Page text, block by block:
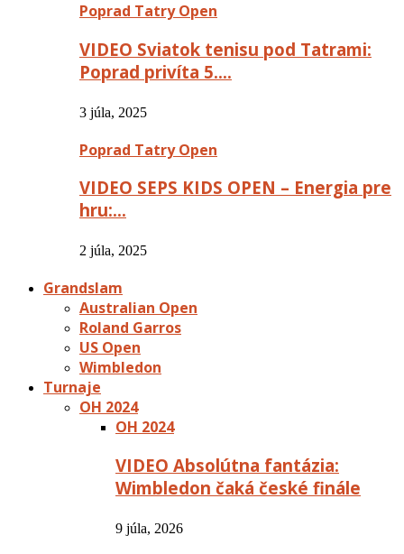
Poprad Tatry Open
VIDEO Sviatok tenisu pod Tatrami:
Poprad privíta 5….
3 júla, 2025
Poprad Tatry Open
VIDEO SEPS KIDS OPEN – Energia pre
hru:…
2 júla, 2025
Grandslam
Australian Open
Roland Garros
US Open
Wimbledon
Turnaje
OH 2024
OH 2024
VIDEO Absolútna fantázia:
Wimbledon čaká české finále
9 júla, 2026